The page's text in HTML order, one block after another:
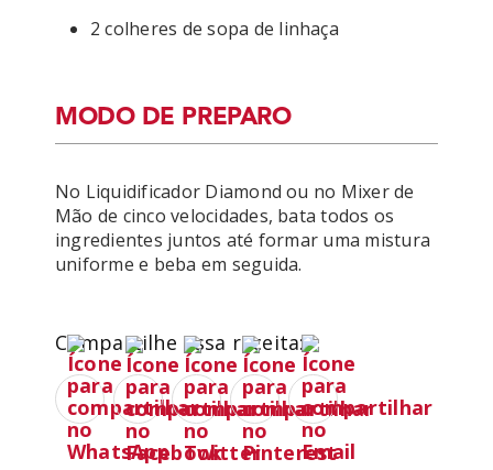
2 colheres de sopa de linhaça
MODO DE PREPARO
No Liquidificador Diamond ou no Mixer de
Mão de cinco velocidades, bata todos os
ingredientes juntos até formar uma mistura
uniforme e beba em seguida.
Compartilhe essa receita: